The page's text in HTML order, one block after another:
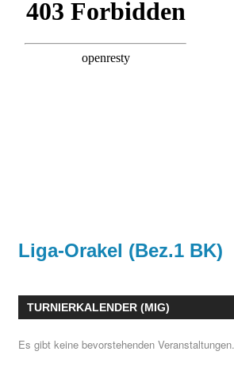
Liga-Orakel (Bez.1 BK)
TURNIERKALENDER (MIG)
Es gibt keine bevorstehenden Veranstaltungen.